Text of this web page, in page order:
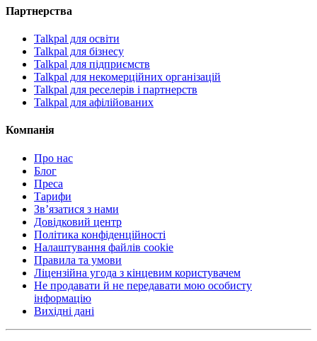
Партнерства
Talkpal для освіти
Talkpal для бізнесу
Talkpal для підприємств
Talkpal для некомерційних організацій
Talkpal для реселерів і партнерств
Talkpal для афілійованих
Компанія
Про нас
Блог
Преса
Тарифи
Зв’язатися з нами
Довідковий центр
Політика конфіденційності
Налаштування файлів cookie
Правила та умови
Ліцензійна угода з кінцевим користувачем
Не продавати й не передавати мою особисту
інформацію
Вихідні дані